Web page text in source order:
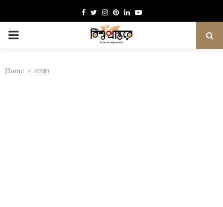
Facebook
TwitterInstagram
Pinterest
LinkedinYoutube
PRIMARY
Home তেহরান